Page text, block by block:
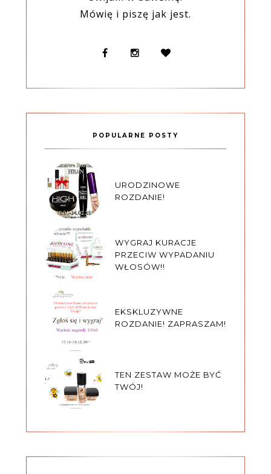
Mówię i piszę jak jest.
POPULARNE POSTY
URODZINOWE
ROZDANIE!
WYGRAJ KURACJE
PRZECIW WYPADANIU
WŁOSÓW!!
EKSKLUZYWNE
ROZDANIE! ZAPRASZAM!
TEN ZESTAW MOŻE BYĆ
TWÓJ!